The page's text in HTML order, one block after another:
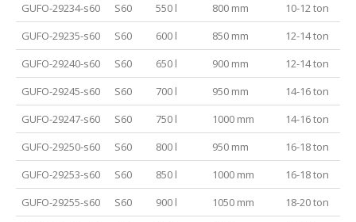
GUFO-29234-s60
S60 550 l 800 mm
10-12 ton
GUFO-29235-s60
S60 600 l 850 mm
12-14 ton
GUFO-29240-s60
S60 650 l 900 mm
12-14 ton
GUFO-29245-s60
S60 700 l 950 mm
14-16 ton
GUFO-29247-s60
S60 750 l 1000 mm
14-16 ton
GUFO-29250-s60
S60 800 l 950 mm
16-18 ton
GUFO-29253-s60
S60 850 l 1000 mm
16-18 ton
GUFO-29255-s60
S60 900 l 1050 mm
18-20 ton